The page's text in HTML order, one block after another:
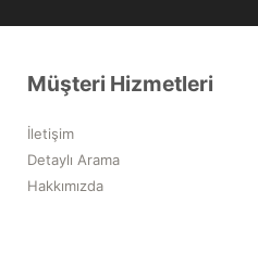
Müşteri Hizmetleri
İletişim
Detaylı Arama
Hakkımızda